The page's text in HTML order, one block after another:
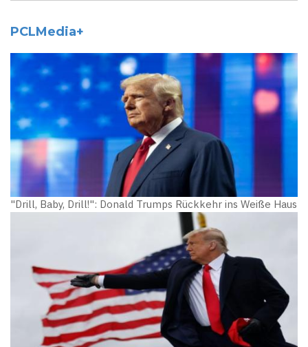
PCLMedia+
"Drill, Baby, Drill!": Donald Trumps Rückkehr ins Weiße Haus